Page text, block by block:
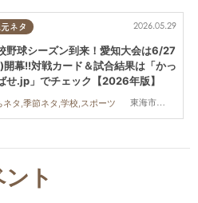
ネタ
東海市,大府市,知多市,東浦町,阿久比町,半田市,常滑市,武豊町,美浜町,南知多町
2026.05.29
野球シーズン到来！愛知大会は6/27
開幕!!対戦カード＆試合結果は「かっ
せ.jp」でチェック【2026年版】
ネタ,季節ネタ,学校,スポーツ
ト